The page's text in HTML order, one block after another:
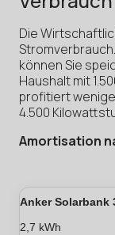
Die
können Sie
Haushalt mit
profitiert
4.500
Amortisation
Anker Solarbank
2,7 kWh